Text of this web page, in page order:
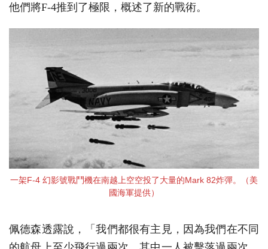
他們將F-4推到了極限，概述了新的戰術。
一架F-4 幻影號戰鬥機在南越上空空投了大量的Mark 82炸彈。（美
國海軍提供）
佩德森透露說，「我們都很有主見，因為我們在不同